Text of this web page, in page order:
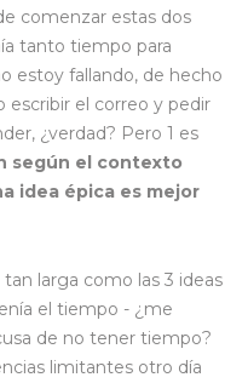
comenzar estas dos
tanto tiempo para
estoy fallando, de hecho
el correo y pedir
¿verdad? Pero 1 es
según el contexto
idea épica es mejor
larga como las 3 ideas
el tiempo - ¿me
de no tener tiempo?
limitantes otro día